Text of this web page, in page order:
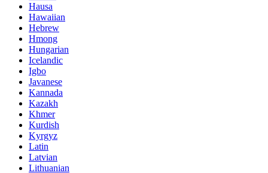
Hausa
Hawaiian
Hebrew
Hmong
Hungarian
Icelandic
Igbo
Javanese
Kannada
Kazakh
Khmer
Kurdish
Kyrgyz
Latin
Latvian
Lithuanian